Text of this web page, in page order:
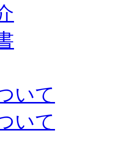
いて
いて